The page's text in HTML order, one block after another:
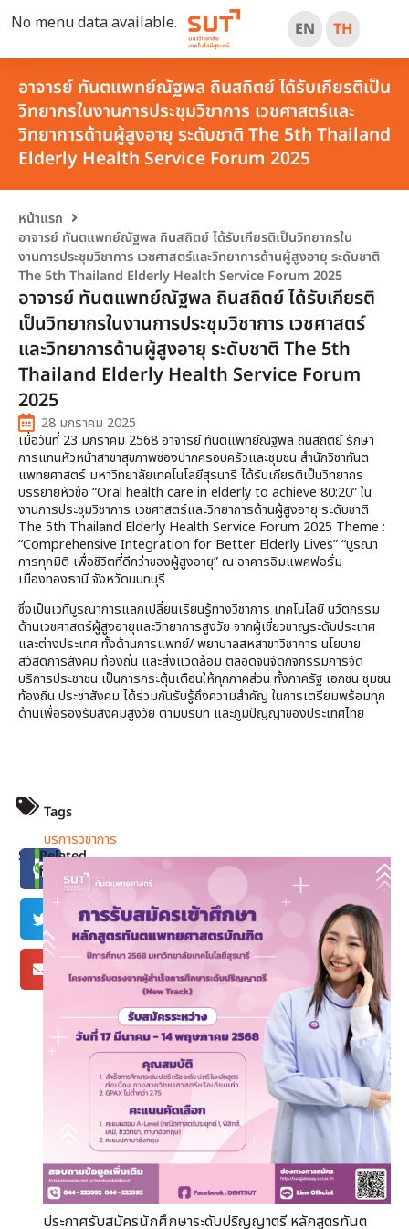
No menu data available. EN TH
อาจารย์ ทันตแพทย์ณัฐพล ถินสถิตย์ ได้รับเกียรติเป็น
วิทยากรในงานการประชุมวิชาการ เวชศาสตร์และ
วิทยาการด้านผู้สูงอายุ ระดับชาติ The 5th Thailand
Elderly Health Service Forum 2025
หน้าแรก
อาจารย์ ทันตแพทย์ณัฐพล ถินสถิตย์ ได้รับเกียรติเป็นวิทยากรใน
งานการประชุมวิชาการ เวชศาสตร์และวิทยาการด้านผู้สูงอายุ ระดับชาติ
The 5th Thailand Elderly Health Service Forum 2025
อาจารย์ ทันตแพทย์ณัฐพล ถินสถิตย์ ได้รับเกียรติ
เป็นวิทยากรในงานการประชุมวิชาการ เวชศาสตร์
และวิทยาการด้านผู้สูงอายุ ระดับชาติ The 5th
Thailand Elderly Health Service Forum
2025
28 มกราคม 2025
เมื่อวันที่ 23 มกราคม 2568 อาจารย์ ทันตแพทย์ณัฐพล ถินสถิตย์ รักษา
การแทนหัวหน้าสาขาสุขภาพช่องปากครอบครัวและชุมชน สำนักวิชาทันต
แพทยศาสตร์ มหาวิทยาลัยเทคโนโลยีสุรนารี ได้รับเกียรติเป็นวิทยากร
บรรยายหัวข้อ “Oral health care in elderly to achieve 80:20” ใน
งานการประชุมวิชาการ เวชศาสตร์และวิทยาการด้านผู้สูงอายุ ระดับชาติ
The 5th Thailand Elderly Health Service Forum 2025 Theme :
“Comprehensive Integration for Better Elderly Lives” “บูรณา
การทุกมิติ เพื่อชีวิตที่ดีกว่าของผู้สูงอายุ” ณ อาคารอิมแพคฟอรั่ม
เมืองทองธานี จังหวัดนนทบุรี
ซึ่งเป็นเวทีบูรณาการแลกเปลี่ยนเรียนรู้ทางวิชาการ เทคโนโลยี นวัตกรรม
ด้านเวชศาสตร์ผู้สูงอายุและวิทยาการสูงวัย จากผู้เชี่ยวชาญระดับประเทศ
และต่างประเทศ ทั้งด้านการแพทย์/ พยาบาลสหสาขาวิชาการ นโยบาย
สวัสดิการสังคม ท้องถิ่น และสิ่งแวดล้อม ตลอดจนจัดกิจกรรมการจัด
บริการประชาชน เป็นการกระตุ้นเตือนให้ทุกภาคส่วน ทั้งภาครัฐ เอกชน ชุมชน
ท้องถิ่น ประชาสังคม ได้ร่วมกันรับรู้ถึงความสำคัญ ในการเตรียมพร้อมทุก
ด้านเพื่อรองรับสังคมสูงวัย ตามบริบท และภูมิปัญญาของประเทศไทย
Tags
บริการวิชาการ
ShareRelated
news
ประกาศรับสมัครนักศึกษาระดับปริญญาตรี หลักสูตรทันต